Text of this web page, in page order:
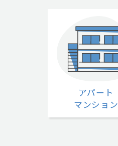
アパート
マンション